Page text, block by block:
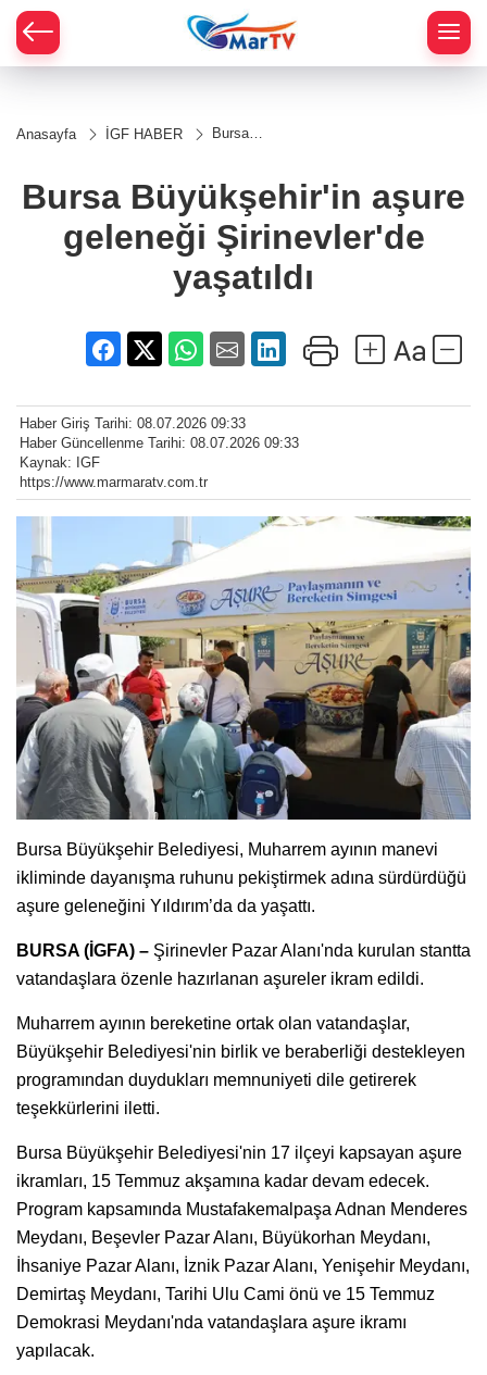
Anasayfa İGF HABER
Bursa
geleneği
Şirinevler'de
yaşatıldı
Bursa Büyükşehir'in aşure
geleneği Şirinevler'de
yaşatıldı
Haber Giriş Tarihi: 08.07.2026 09:33
Haber Güncellenme Tarihi: 08.07.2026 09:33
Kaynak: IGF
https://www.marmaratv.com.tr
Bursa Büyükşehir Belediyesi, Muharrem ayının manevi
ikliminde dayanışma ruhunu pekiştirmek adına sürdürdüğü
aşure geleneğini Yıldırım’da da yaşattı.
BURSA (İGFA) – Şirinevler Pazar Alanı'nda kurulan stantta
vatandaşlara özenle hazırlanan aşureler ikram edildi.
Muharrem ayının bereketine ortak olan vatandaşlar,
Büyükşehir Belediyesi'nin birlik ve beraberliği destekleyen
programından duydukları memnuniyeti dile getirerek
teşekkürlerini iletti.
Bursa Büyükşehir Belediyesi'nin 17 ilçeyi kapsayan aşure
ikramları, 15 Temmuz akşamına kadar devam edecek.
Program kapsamında Mustafakemalpaşa Adnan Menderes
Meydanı, Beşevler Pazar Alanı, Büyükorhan Meydanı,
İhsaniye Pazar Alanı, İznik Pazar Alanı, Yenişehir Meydanı,
Demirtaş Meydanı, Tarihi Ulu Cami önü ve 15 Temmuz
Demokrasi Meydanı'nda vatandaşlara aşure ikramı
yapılacak.